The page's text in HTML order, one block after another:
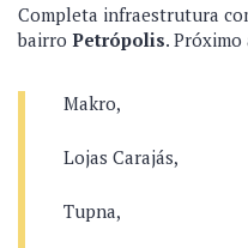
Completa infraestrutura
bairro Petrópolis. Próximo
Makro,
Lojas Carajás,
Tupna,